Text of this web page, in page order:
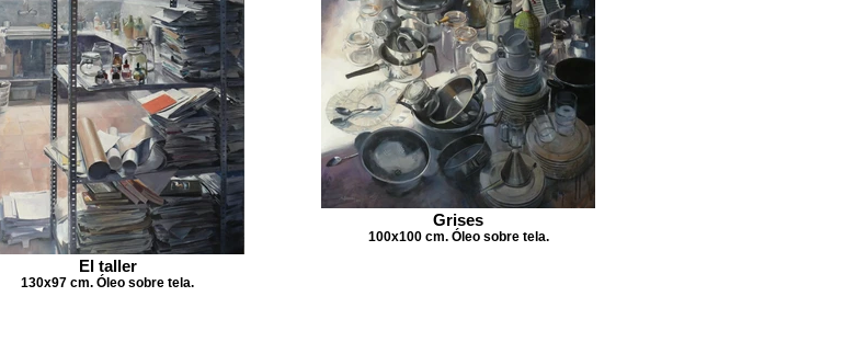
El taller
130x97 cm. Óleo sobre tela.
Grises
100x100 cm. Óleo sobre tela.